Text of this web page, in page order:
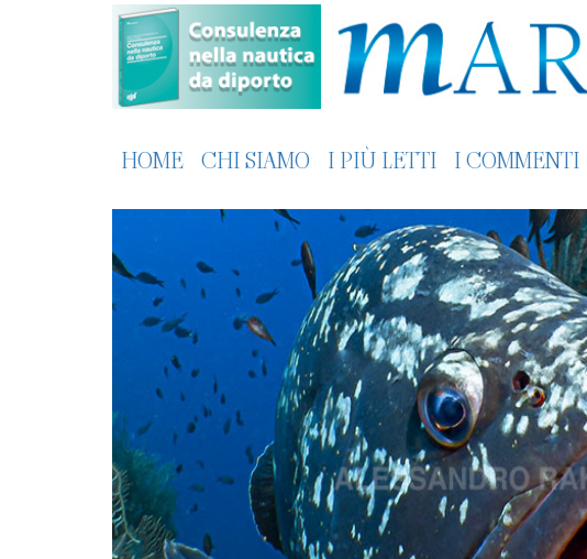
HOME CHI SIAMO I PIÙ LETTI I COMMENTI